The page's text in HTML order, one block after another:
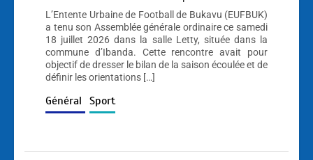
L’Entente Urbaine de Football de Bukavu (EUFBUK)
a tenu son Assemblée générale ordinaire ce samedi
18 juillet 2026 dans la salle Letty, située dans la
commune d’Ibanda. Cette rencontre avait pour
objectif de dresser le bilan de la saison écoulée et de
définir les orientations […]
Général Sport